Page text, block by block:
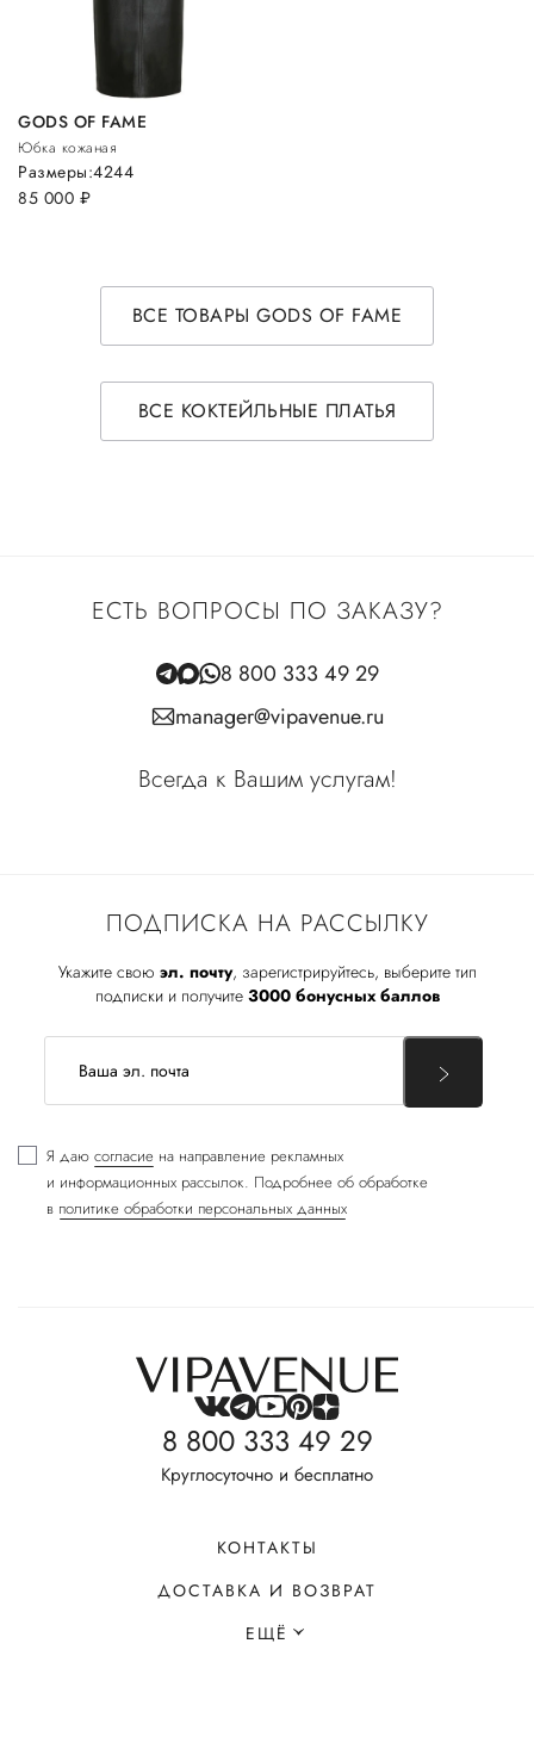
GODS OF FAME
Юбка кожаная
85 000 руб.
Размеры:4244
ВСЕ ТОВАРЫ GODS OF FAME
ВСЕ КОКТЕЙЛЬНЫЕ ПЛАТЬЯ
ПОДПИСКА НА РАССЫЛКУ
Укажите свою эл. почту, зарегистрируйтесь, выберите тип
подписки и получите 3000 бонусных баллов
Я даю согласие на направление рекламных
и информационных рассылок. Подробнее об обработке
в политике обработки персональных данных
ЕСТЬ ВОПРОСЫ ПО ЗАКАЗУ?
8 800 333 49 29
manager@vipavenue.ru
Всегда к Вашим услугам!
8 800 333 49 29
Круглосуточно и бесплатно
КОНТАКТЫ
ДОСТАВКА И ВОЗВРАТ
ЕЩЁ